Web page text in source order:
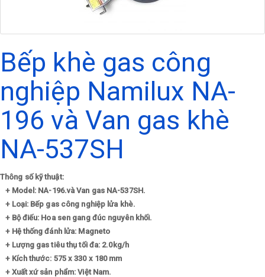
Bếp khè gas công
nghiệp Namilux NA-
196 và Van gas khè
NA-537SH
Thông số kỹ thuật:
+Model: NA-196.và Van gas NA-537SH.
+ Loại: Bếp gas công nghiệp lửa khè.
+ Bộ điếu: Hoa sen gang đúc nguyên khối.
+ Hệ thống đánh lửa: Magneto
+ Lượng gas tiêu thụ tối đa: 2.0kg/h
+ Kích thước: 575 x 330 x 180 mm
+ Xuất xứ sản phẩm: Việt Nam.